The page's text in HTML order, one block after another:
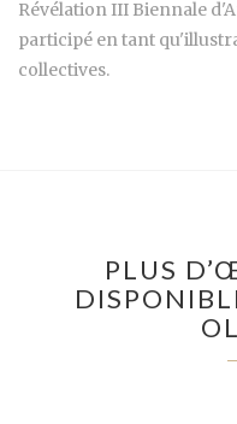
Révélation III Biennale
participé en tant
collectives.
PLUS